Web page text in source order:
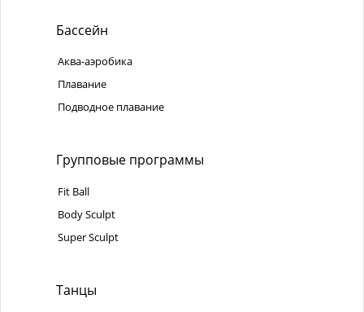
Бассейн
Аква-аэробика
Плавание
Подводное плавание
Групповые программы
Fit Ball
Body Sculpt
Super Sculpt
Танцы